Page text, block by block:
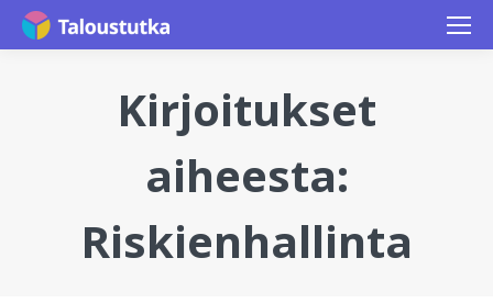
Kirjoitukset
aiheesta:
Riskienhallinta